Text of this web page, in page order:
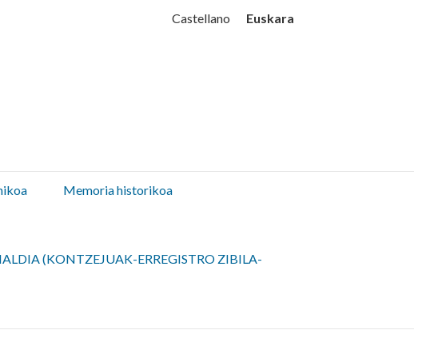
Castellano Euskara
Memoria historikoa
(KONTZEJUAK-ERREGISTRO ZIBILA-